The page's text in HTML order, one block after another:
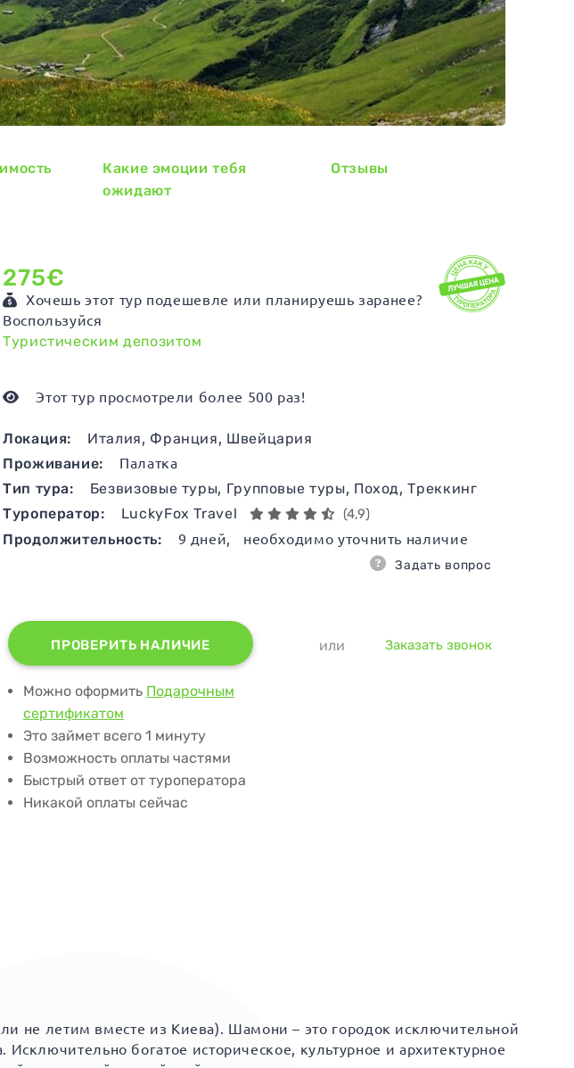
Какие эмоции тебя
ожидают
Отзывы
275€
Хочешь этот тур подешевле или планируешь заранее?
Воспользуйся
Туристическим депозитом
Этот тур просмотрели более 500 раз!
Локация: Италия, Франция, Швейцария
Проживание:
Палатка
Тип тура: Безвизовые туры, Групповые туры, Поход,Треккинг
Туроператор:
LuckyFox Travel (4,9)
Продолжительность: 9 дней, необходимо уточнить наличие
Задать вопрос
ПРОВЕРИТЬ НАЛИЧИЕ
Можно оформить Подарочным
сертификатом
Это займет всего 1 минуту
Возможность оплаты частями
Быстрый ответ от туроператора
Никакой оплаты сейчас
или Заказать звонок
не летим вместе из Киева). Шамони – это городок исключительной
богатое историческое, культурное и архитектурное